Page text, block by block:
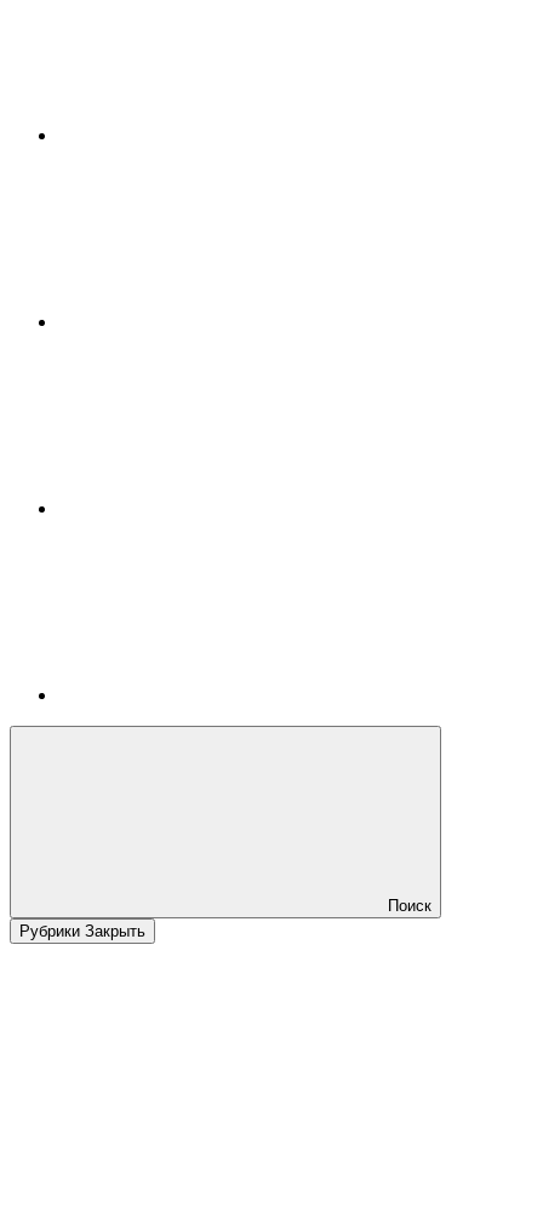
Поиск
Рубрики Закрыть